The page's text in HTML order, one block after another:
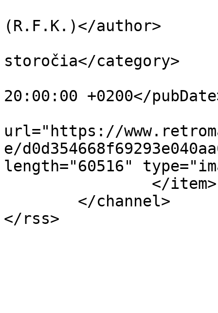
(R.F.K.)</author>
storočia</category>
20:00:00 +0200</
url="https://
e/
length="60516"